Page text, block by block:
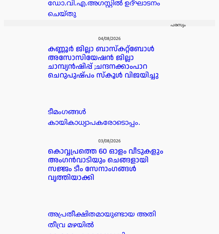
ഡോ.വി.എ.അഗസ്റ്റിൽ ഉദ്ഘാടനം
ചെയ്തു
പരസ്യം
04/08/2026
കണ്ണൂർ ജില്ലാ ബാസ്കറ്റ്ബോൾ
അസോസിയേഷൻ ജില്ലാ
ചാമ്പ്യൻഷിപ്പ് ;ചന്ദനക്കാംപാറ
ചെറുപുഷ്പം സ്കൂൾ വിജയിച്ചു
ടീമംഗങ്ങൾ
കായികാധ്യാപകരോടൊപ്പം.
03/08/2026
കൊവ്വപ്രത്തെ 60 ഓളം വീടുകളും
അംഗൻവാടിയും ചെങ്ങളായി
സജ്ജം ടീം സേനാംഗങ്ങൾ
വൃത്തിയാക്കി
അപ്രതീക്ഷിതമായുണ്ടായ അതി
തീവ്ര മഴയിൽ